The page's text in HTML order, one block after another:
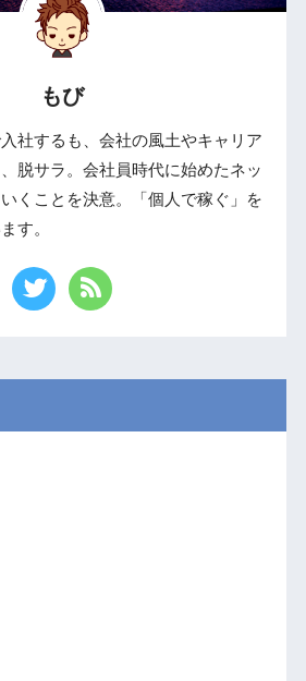
もび
社するも、会社の風土やキャリア
脱サラ。会社員時代に始めたネッ
くことを決意。「個人で稼ぐ」を
す。